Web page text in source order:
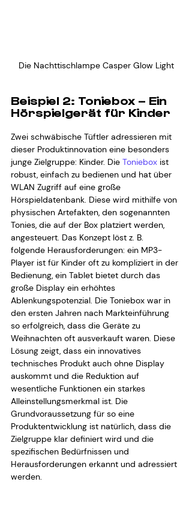
Die Nachttischlampe Casper Glow Light
Beispiel 2: Toniebox – Ein
Hörspielgerät für Kinder
Zwei schwäbische Tüftler adressieren mit
dieser Produktinnovation eine besonders
junge Zielgruppe: Kinder. Die Toniebox ist
robust, einfach zu bedienen und hat über
WLAN Zugriff auf eine große
Hörspieldatenbank. Diese wird mithilfe von
physischen Artefakten, den sogenannten
Tonies, die auf der Box platziert werden,
angesteuert. Das Konzept löst z. B.
folgende Herausforderungen: ein MP3-
Player ist für Kinder oft zu kompliziert in der
Bedienung, ein Tablet bietet durch das
große Display ein erhöhtes
Ablenkungspotenzial. Die Toniebox war in
den ersten Jahren nach Markteinführung
so erfolgreich, dass die Geräte zu
Weihnachten oft ausverkauft waren. Diese
Lösung zeigt, dass ein innovatives
technisches Produkt auch ohne Display
auskommt und die Reduktion auf
wesentliche Funktionen ein starkes
Alleinstellungsmerkmal ist. Die
Grundvoraussetzung für so eine
Produktentwicklung ist natürlich, dass die
Zielgruppe klar definiert wird und die
spezifischen Bedürfnissen und
Herausforderungen erkannt und adressiert
werden.